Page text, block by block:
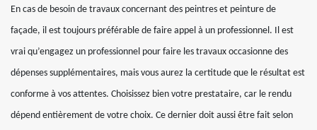
En cas de besoin de travaux concernant des peintres et peinture de
façade, il est toujours préférable de faire appel à un professionnel. Il est
vrai qu’engagez un professionnel pour faire les travaux occasionne des
dépenses supplémentaires, mais vous aurez la certitude que le résultat est
conforme à vos attentes. Choisissez bien votre prestataire, car le rendu
dépend entièrement de votre choix. Ce dernier doit aussi être fait selon